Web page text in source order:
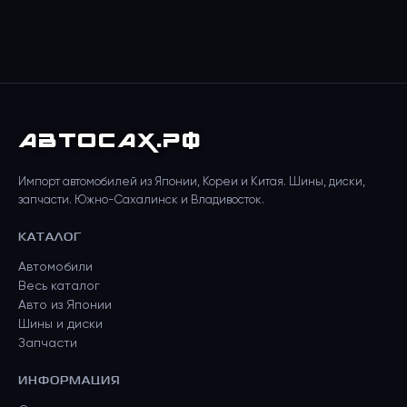
АВТОСАХ.РФ
Импорт автомобилей из Японии, Кореи и Китая. Шины, диски,
запчасти. Южно-Сахалинск и Владивосток.
КАТАЛОГ
Автомобили
Весь каталог
Авто из Японии
Шины и диски
Запчасти
ИНФОРМАЦИЯ